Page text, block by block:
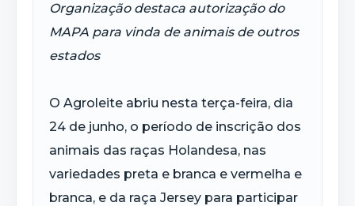
Organização destaca autorização do
MAPA para vinda de animais de outros
estados
O Agroleite abriu nesta terça-feira, dia
24 de junho, o período de inscrição dos
animais das raças Holandesa, nas
variedades preta e branca e vermelha e
branca, e da raça Jersey para participar